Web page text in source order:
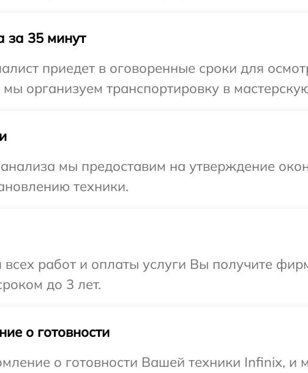
за 35 минут
приедет в оговоренные сроки для
организуем транспортировку в
мы предоставим на утверждение
техники.
работ и оплаты услуги Вы получите
до 3 лет.
о готовности
о готовности Вашей техники Infinix, и